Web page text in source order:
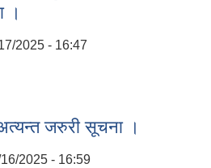
।
2025 - 16:47
सूचना ।जरुरी सूचना ।
2025 - 16:59